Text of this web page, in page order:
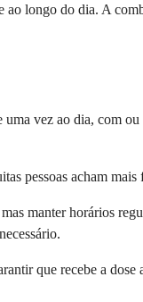
longo do dia. A
vez ao dia, com
pessoas acham
manter horários
que recebe a